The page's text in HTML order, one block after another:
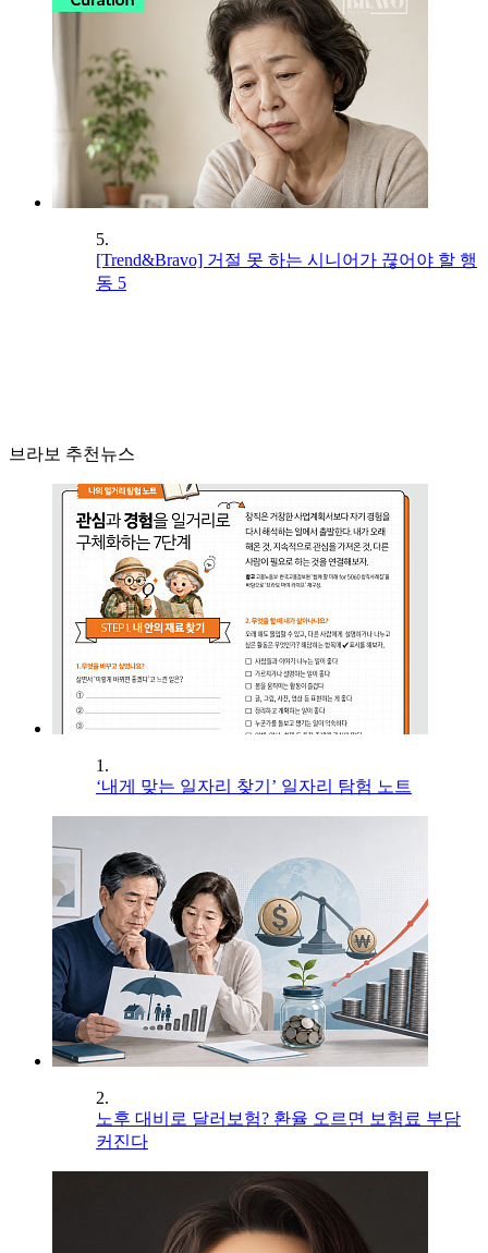
5.
[Trend&Bravo] 거절 못 하는 시니어가 끊어야 할 행
동 5
브라보 추천뉴스
1.
‘내게 맞는 일자리 찾기’ 일자리 탐험 노트
2.
노후 대비로 달러보험? 환율 오르면 보험료 부담
커진다